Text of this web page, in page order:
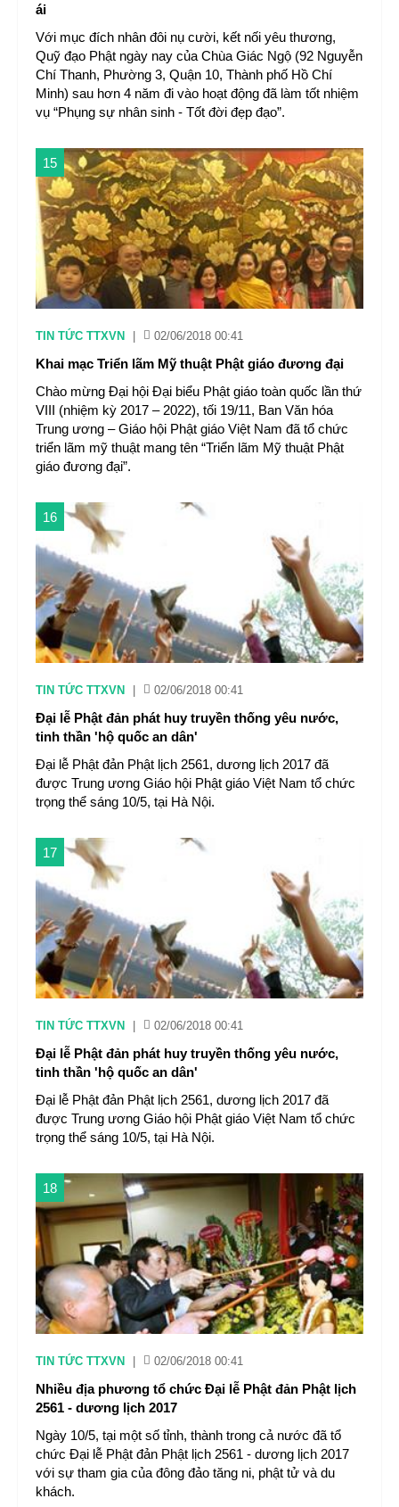
ái
Với mục đích nhân đôi nụ cười, kết nối yêu thương,
Quỹ đạo Phật ngày nay của Chùa Giác Ngộ (92 Nguyễn
Chí Thanh, Phường 3, Quận 10, Thành phố Hồ Chí
Minh) sau hơn 4 năm đi vào hoạt động đã làm tốt nhiệm
vụ “Phụng sự nhân sinh - Tốt đời đẹp đạo”.
15
TIN TỨC TTXVN 02/06/2018 00:41
Khai mạc Triển lãm Mỹ thuật Phật giáo đương đại
Chào mừng Đại hội Đại biểu Phật giáo toàn quốc lần thứ
VIII (nhiệm kỳ 2017 – 2022), tối 19/11, Ban Văn hóa
Trung ương – Giáo hội Phật giáo Việt Nam đã tổ chức
triển lãm mỹ thuật mang tên “Triển lãm Mỹ thuật Phật
giáo đương đại”.
16
TIN TỨC TTXVN 02/06/2018 00:41
Đại lễ Phật đản phát huy truyền thống yêu nước,
tinh thần 'hộ quốc an dân'
Đại lễ Phật đản Phật lịch 2561, dương lịch 2017 đã
được Trung ương Giáo hội Phật giáo Việt Nam tổ chức
trọng thể sáng 10/5, tại Hà Nội.
17
TIN TỨC TTXVN 02/06/2018 00:41
Đại lễ Phật đản phát huy truyền thống yêu nước,
tinh thần 'hộ quốc an dân'
Đại lễ Phật đản Phật lịch 2561, dương lịch 2017 đã
được Trung ương Giáo hội Phật giáo Việt Nam tổ chức
trọng thể sáng 10/5, tại Hà Nội.
18
TIN TỨC TTXVN 02/06/2018 00:41
Nhiều địa phương tổ chức Đại lễ Phật đản Phật lịch
2561 - dương lịch 2017
Ngày 10/5, tại một số tỉnh, thành trong cả nước đã tổ
chức Đại lễ Phật đản Phật lịch 2561 - dương lịch 2017
với sự tham gia của đông đảo tăng ni, phật tử và du
khách.